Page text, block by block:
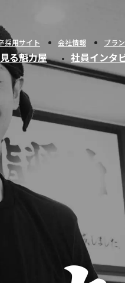
採用サイト 会社情報 ブラ
る魁力屋 社員インタ